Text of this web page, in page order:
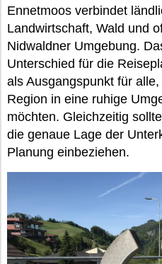
Ennetmoos verbindet
Landwirtschaft, Wald und
Nidwaldner Umgebung.
Unterschied für die
als Ausgangspunkt für
Region in eine ruhige
möchten. Gleichzeitig
die genaue Lage der
Planung einbeziehen.